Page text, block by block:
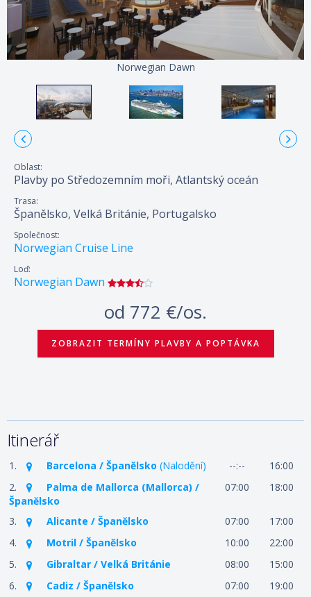
Norwegian Dawn
Oblast:
Plavby po Středozemním moři, Atlantský oceán
Trasa:
Španělsko, Velká Británie, Portugalsko
Společnost:
Norwegian Cruise Line
Loď:
Norwegian Dawn
od 772 €/os.
ZOBRAZIT TERMÍNY PLAVBY A POPTÁVKA
Itinerář
1. Barcelona / Španělsko (Nalodění) --:--
16:00
2.
Palma de Mallorca (Mallorca) /
Španělsko
07:00 18:00
3. Alicante / Španělsko 07:00
17:00
4.
Motril / Španělsko 10:00
22:00
5.
Gibraltar / Velká Británie 08:00
15:00
6.
Cadiz / Španělsko 07:00
19:00